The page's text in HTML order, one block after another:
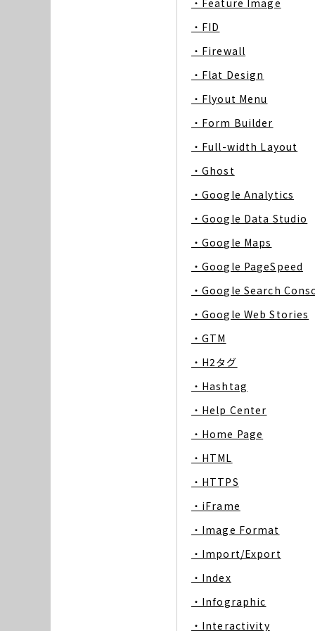
・Feature Image
・FID
・Firewall
・Flat Design
・Flyout Menu
・Form Builder
・Full-width Layout
・Ghost
・Google Analytics
・Google Data Studio
・Google Maps
・Google PageSpeed
・Google Search
・Google Web Stories
・GTM
・H2タグ
・Hashtag
・Help Center
・Home Page
・HTML
・HTTPS
・iFrame
・Image Format
・Import/Export
・Index
・Infographic
・Interactivity